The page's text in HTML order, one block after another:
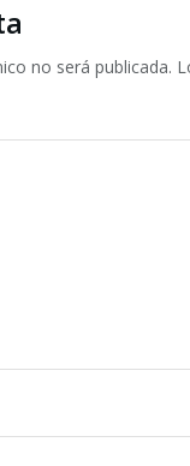
no será publicada.